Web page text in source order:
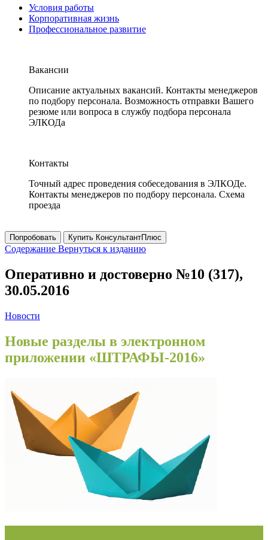
Условия работы
Корпоративная жизнь
Профессиональное развитие
Вакансии
Описание актуальных вакансий. Контакты менеджеров
по подбору персонала. Возможность отправки Вашего
резюме или вопроса в службу подбора персонала
ЭЛКОДа
Контакты
Точный адрес проведения собеседования в ЭЛКОДе.
Контакты менеджеров по подбору персонала. Схема
проезда
Попробовать Купить КонсультантПлюс
Содержание Вернуться к изданию
Оперативно и достоверно №10 (317),
30.05.2016
Новости
Новые разделы в электронном
приложении «ШТРАФЫ-2016»